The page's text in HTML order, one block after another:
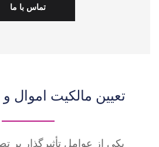
تماس با ما
تعیین مالکیت اموال
یکی از عوامل تأثیرگذار بر